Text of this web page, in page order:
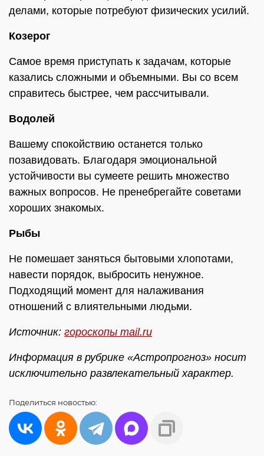
делами, которые потребуют физических усилий.
Козерог
Самое время приступать к задачам, которые
казались сложными и объемными. Вы со всем
справитесь быстрее, чем рассчитывали.
Водолей
Вашему спокойствию останется только
позавидовать. Благодаря эмоциональной
устойчивости вы сумеете решить множество
важных вопросов. Не пренебрегайте советами
хороших знакомых.
Рыбы
Не помешает заняться бытовыми хлопотами,
навести порядок, выбросить ненужное.
Подходящий момент для налаживания
отношений с влиятельными людьми.
Источник: гороскопы mail.ru
Информация в рубрике «Астропрогноз» носит
исключительно развлекательный характер.
Поделиться новостью: